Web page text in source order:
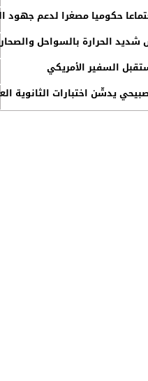
حكوميا مصغرا لدعم جهود
الحرارة بالسواحل
السفير الأمريكي
يدشّن اختبارات الثانوية